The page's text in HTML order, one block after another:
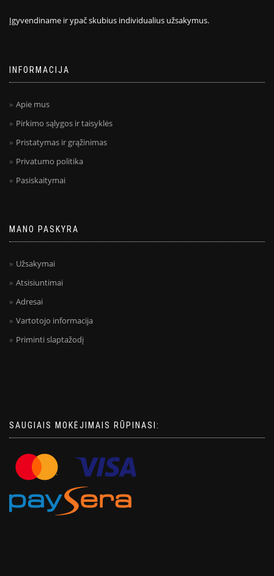
Įgyvendiname ir ypač skubius individualius užsakymus.
INFORMACIJA
Apie mus
Pirkimo sąlygos ir taisyklės
Pristatymas ir grąžinimas
Privatumo politika
Pasiskaitymai
MANO PASKYRA
Užsakymai
Atsisiuntimai
Adresai
Vartotojo informacija
Priminti slaptažodį
SAUGIAIS MOKĖJIMAIS RŪPINASI: